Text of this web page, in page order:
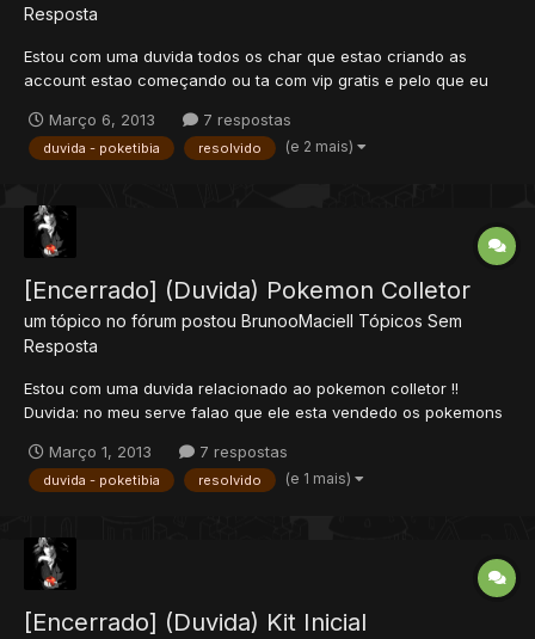
Resposta
Estou com uma duvida todos os char que estao criando as
account estao começando ou ta com vip gratis e pelo que eu
nao elnbro em que parte era !! Conf.Lua Queria saber em que
linha desativo o vip gratis ??
Março 6, 2013 7 respostas
duvida - poketibia resolvido (e 2 mais)
[Encerrado] (Duvida) Pokemon Colletor
um tópico no fórum postou BrunooMaciell Tópicos Sem
Resposta
Estou com uma duvida relacionado ao pokemon colletor !!
Duvida: no meu serve falao que ele esta vendedo os pokemons
por +- 50HD e na minha script so tem 3 pokemons bulba e suas
evuluçoes e nao sei como arruma entao !! Script:...
Março 1, 2013 7 respostas
duvida - poketibia resolvido (e 1 mais)
[Encerrado] (Duvida) Kit Inicial